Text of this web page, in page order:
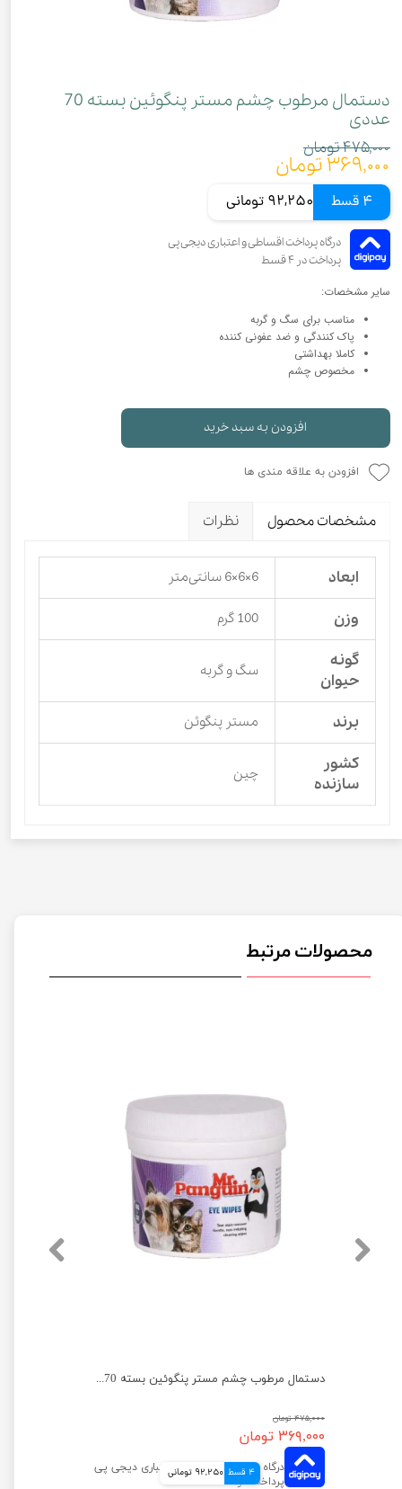
دستمال مرطوب چشم مستر پنگوئین بسته 70
عددی
۴۷۵,۰۰۰ تومان
۳۶۹,۰۰۰ تومان
4 قسط 92,250 تومانی
سایر مشخصات:
مناسب برای سگ و گربه
پاک کنندگی و ضد عفونی کننده
کاملا بهداشتی
مخصوص چشم
افزودن به سبد خرید
افزودن به علاقه مندی ها
مشخصات محصول نظرات
ابعاد 6×6×6 سانتی‌متر
وزن 100 گرم
گونه
حیوان
سگ و گربه
برند مستر پنگوئن
کشور
سازنده
چین
محصولات مرتبط
دستمال مرطوب چشم مستر پنگوئین بسته 70 عددی
۴۷۵,۰۰۰ تومان
۳۶۹,۰۰۰ تومان
4 قسط 92,250 تومانی